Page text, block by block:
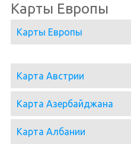
Карты Европы
Карты Европы
Карта Австрии
Карта Азербайджана
Карта Албании